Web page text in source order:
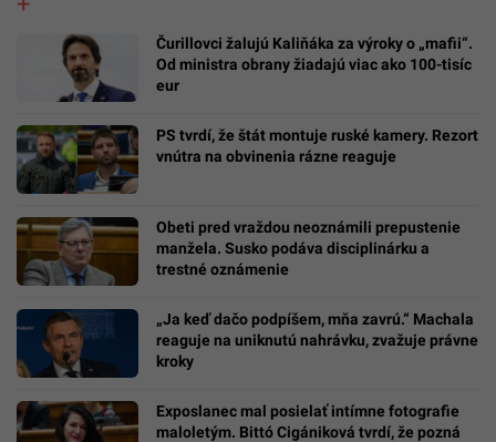
Čurillovci žalujú Kaliňáka za výroky o „mafii“.
Od ministra obrany žiadajú viac ako 100-tisíc
eur
PS tvrdí, že štát montuje ruské kamery. Rezort
vnútra na obvinenia rázne reaguje
Obeti pred vraždou neoznámili prepustenie
manžela. Susko podáva disciplinárku a
trestné oznámenie
„Ja keď dačo podpíšem, mňa zavrú.“ Machala
reaguje na uniknutú nahrávku, zvažuje právne
kroky
Exposlanec mal posielať intímne fotografie
maloletým. Bittó Cigániková tvrdí, že pozná